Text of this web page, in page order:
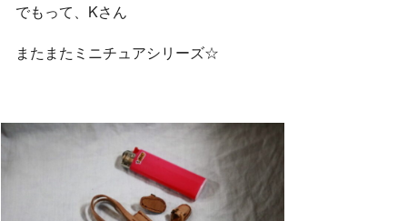
でもって、Kさん
またまたミニチュアシリーズ☆